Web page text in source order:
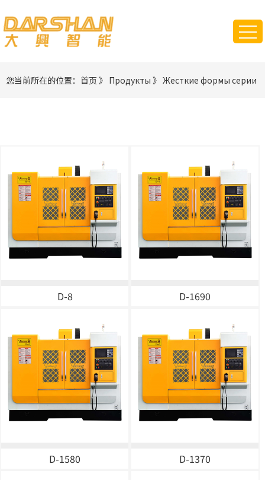
您当前所在的位置： 首页 》 Продукты 》 Жесткие формы серии
D-8 D-1690
D-1580 D-1370